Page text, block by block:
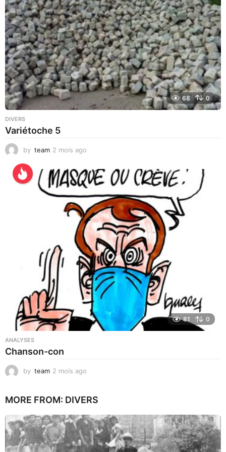
g
o
68 0
DIVERS
Variétoche 5
by team 2 mois ago
e
m
a
i
n
e
s
g
o
81 0
ANALYSES
Chanson-con
by team 2 mois ago
i
a
g
o
MORE FROM: DIVERS